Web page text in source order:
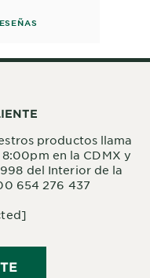
productos llama
en la CDMX y
del Interior de la
654 276 437